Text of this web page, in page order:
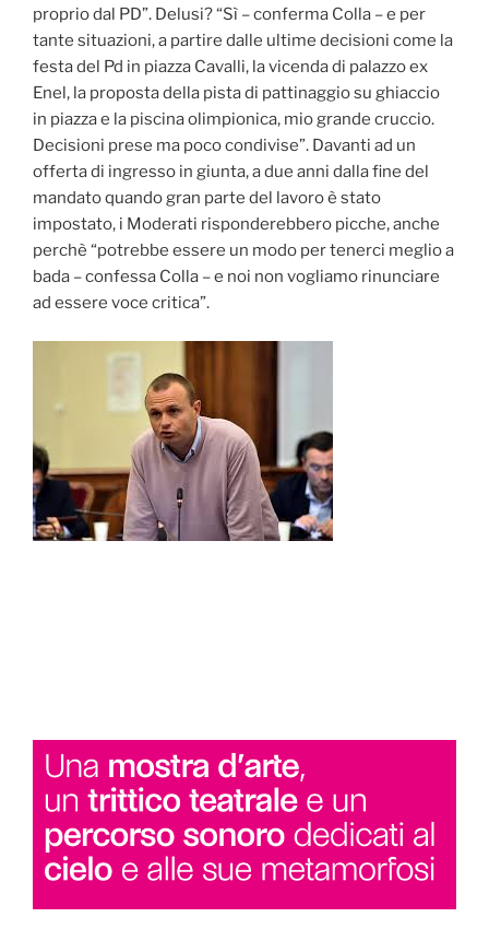
proprio dal PD”. Delusi? “Sì – conferma Colla – e per
tante situazioni, a partire dalle ultime decisioni come la
festa del Pd in piazza Cavalli, la vicenda di palazzo ex
Enel, la proposta della pista di pattinaggio su ghiaccio
in piazza e la piscina olimpionica, mio grande cruccio.
Decisioni prese ma poco condivise”. Davanti ad un
offerta di ingresso in giunta, a due anni dalla fine del
mandato quando gran parte del lavoro è stato
impostato, i Moderati risponderebbero picche, anche
perchè “potrebbe essere un modo per tenerci meglio a
bada – confessa Colla – e noi non vogliamo rinunciare
ad essere voce critica”.